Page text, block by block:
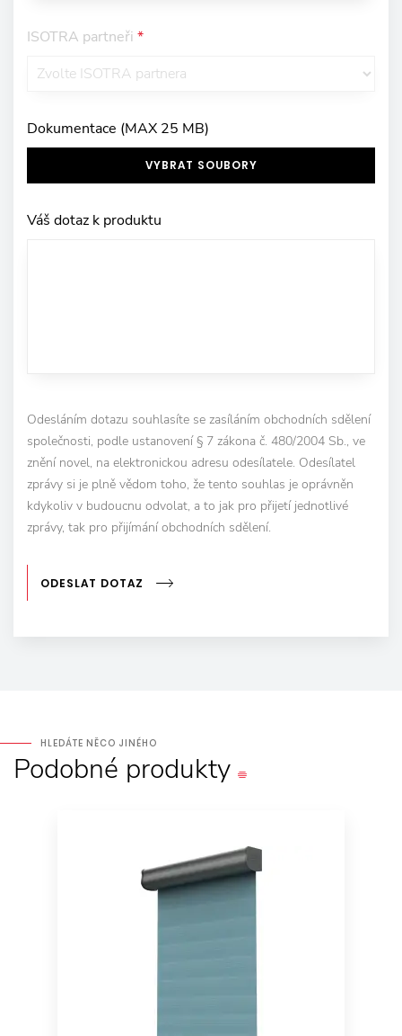
ISOTRA partneři *
Dokumentace (MAX 25 MB)
VYBRAT SOUBORY
Váš dotaz k produktu
Odesláním dotazu souhlasíte se zasíláním obchodních sdělení
společnosti, podle ustanovení § 7 zákona č. 480/2004 Sb., ve
znění novel, na elektronickou adresu odesílatele. Odesílatel
zprávy si je plně vědom toho, že tento souhlas je oprávněn
kdykoliv v budoucnu odvolat, a to jak pro přijetí jednotlivé
zprávy, tak pro přijímání obchodních sdělení.
ODESLAT DOTAZ
HLEDÁTE NĚCO JINÉHO
Podobné produkty